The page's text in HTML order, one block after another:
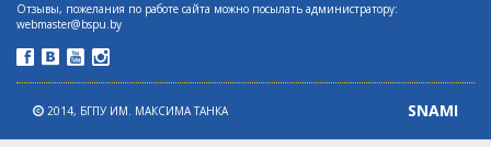
Отзывы, пожелания по работе сайта можно посылать администратору:
webmaster@bspu.by
2014, БГПУ ИМ. МАКСИМА ТАНКА SNAMI